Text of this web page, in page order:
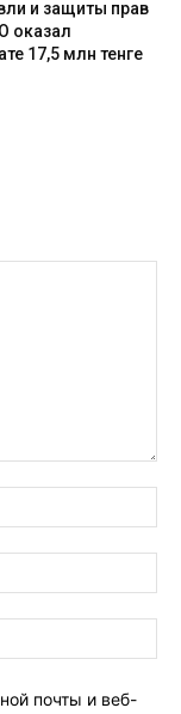
и защиты прав
оказал
17,5 млн тенге
почты и веб-